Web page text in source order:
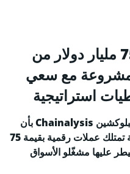
Chainalysis ترصد 75 مليار دولار من
مع سعي
استراتيجية
أفادت شركة تحليل البيانات على البلوكشين Chainalysis بأن
المحافظ المرتبطة بأنشطة إجرامية تمتلك عملات رقمية بقيمة 75
دولار يسيطر عليها مشغّلو الأسواق